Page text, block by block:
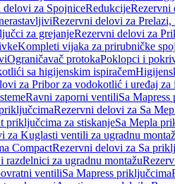
delovi za SpojniceRedukcijeRezervni
Rezervni delovi za Prelazi,
za grejanjeRezervni delovi za
Kompleti vijaka za prirubničke
Ograničavač protokaPoklopci i
sa higijenskim ispiračem
za Pribor za vodokotlić i uređaj za
Ravni zaporni ventiliSa
Rezervni delovi za Sa
priključcima za stiskanjeSa Mepla
za Kuglasti ventili za ugradnu
CompactRezervni delovi za Sa
razdelnici za ugradnu montažu
ventiliSa Mapress priključcima